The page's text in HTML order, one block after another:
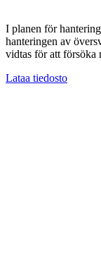
I planen för
hanteringen av
vidtas för att försöka
Lataa tiedosto